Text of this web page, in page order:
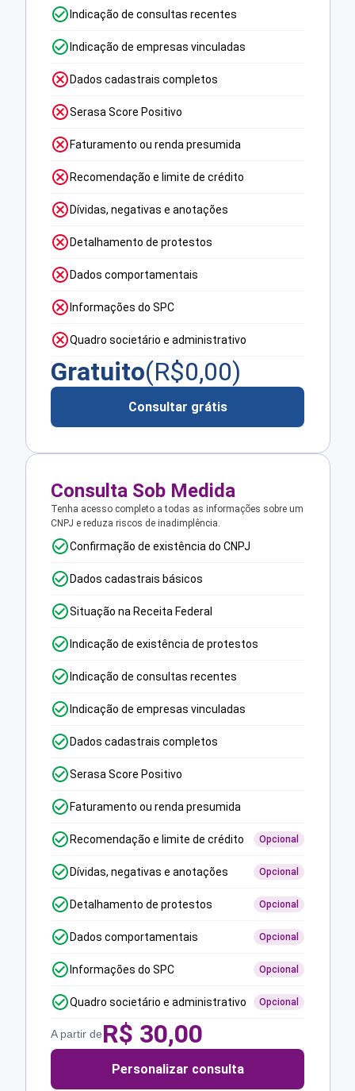
Indicação de consultas recentes
Indicação de empresas vinculadas
Dados cadastrais completos
Serasa Score Positivo
Faturamento ou renda presumida
Recomendação e limite de crédito
Dívidas, negativas e anotações
Detalhamento de protestos
Dados comportamentais
Informações do SPC
Quadro societário e administrativo
Gratuito(R$0,00)
Consultar grátis
Consulta Sob Medida
Tenha acesso completo a todas as informações sobre um
CNPJ e reduza riscos de inadimplência.
Confirmação de existência do CNPJ
Dados cadastrais básicos
Situação na Receita Federal
Indicação de existência de protestos
Indicação de consultas recentes
Indicação de empresas vinculadas
Dados cadastrais completos
Serasa Score Positivo
Faturamento ou renda presumida
Recomendação e limite de crédito Opcional
Dívidas, negativas e anotações Opcional
Detalhamento de protestos Opcional
Dados comportamentais Opcional
Informações do SPC Opcional
Quadro societário e administrativo Opcional
A partir deR$ 30,00
Personalizar consulta